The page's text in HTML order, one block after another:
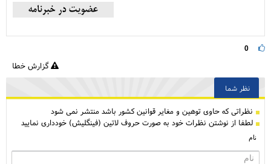
0
گزارش خطا
نظر شما
نظراتی كه حاوی توهین و مغایر قوانین کشور باشد منتشر نمی شود
لطفا از نوشتن نظرات خود به صورت حروف لاتین (فینگلیش) خودداری نمایید
نام